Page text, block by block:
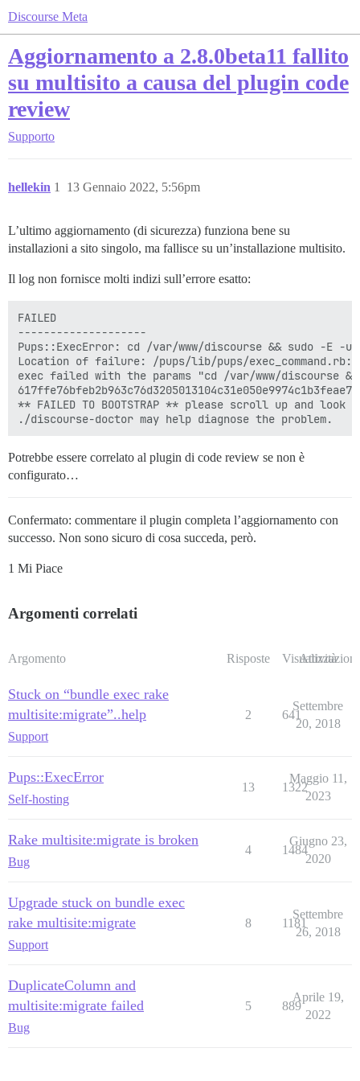
Discourse Meta
Aggiornamento a 2.8.0beta11 fallito
su multisito a causa del plugin code
review
Supporto
hellekin 13 Gennaio 2022, 5:56pm
1
L’ultimo aggiornamento (di sicurezza) funziona bene su
installazioni a sito singolo, ma fallisce su un’installazione multisito.
Il log non fornisce molti indizi sull’errore esatto:
FAILED
--------------------
Pups::ExecError: cd /var/www/discourse && sudo -
Location of failure: /pups/lib/pups/
exec failed with the params "cd /var/www/discourse
** FAILED TO BOOTSTRAP ** please scroll up and
Potrebbe essere correlato al plugin di code review se non è
configurato…
Confermato: commentare il plugin completa l’aggiornamento con
successo. Non sono sicuro di cosa succeda, però.
1 Mi Piace
Argomenti correlati
Argomento Risposte Visualizzazioni
Attività
Stuck on “bundle exec rake
multisite:migrate”..help
Support
2 641
Settembre
20, 2018
Pups::ExecError
Self-hosting
13 1322
Maggio 11,
2023
Rake multisite:migrate is broken
Bug
4 1484
Giugno 23,
2020
Upgrade stuck on bundle exec
rake multisite:migrate
Support
8 1181
Settembre
26, 2018
DuplicateColumn and
multisite:migrate failed
Bug
5 889
Aprile 19,
2022